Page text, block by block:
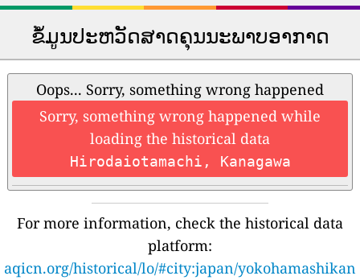
ຂໍ້ມູນປະຫວັດສາດຄຸນນະພາບອາກາດ
Oops... Sorry, something wrong happened
Sorry, something wrong happened while
loading the historical data
Hirodaiotamachi, Kanagawa
For more information, check the historical data
platform:
aqicn.org/historical/lo/#city:japan/yokohamashikan